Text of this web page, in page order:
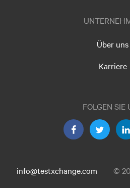
Über uns
Karriere
FOLGEN SIE
info@testxchange.com ©